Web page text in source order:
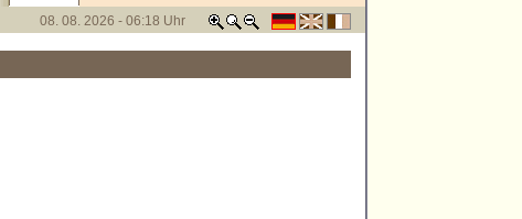
08. 08. 2026 - 06:18 Uhr